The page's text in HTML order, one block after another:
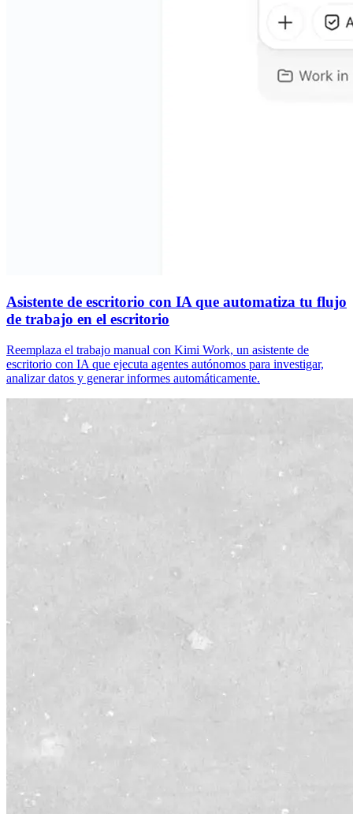
Asistente de escritorio con IA que automatiza tu flujo
de trabajo en el escritorio
Reemplaza el trabajo manual con Kimi Work, un asistente de
escritorio con IA que ejecuta agentes autónomos para investigar,
analizar datos y generar informes automáticamente.